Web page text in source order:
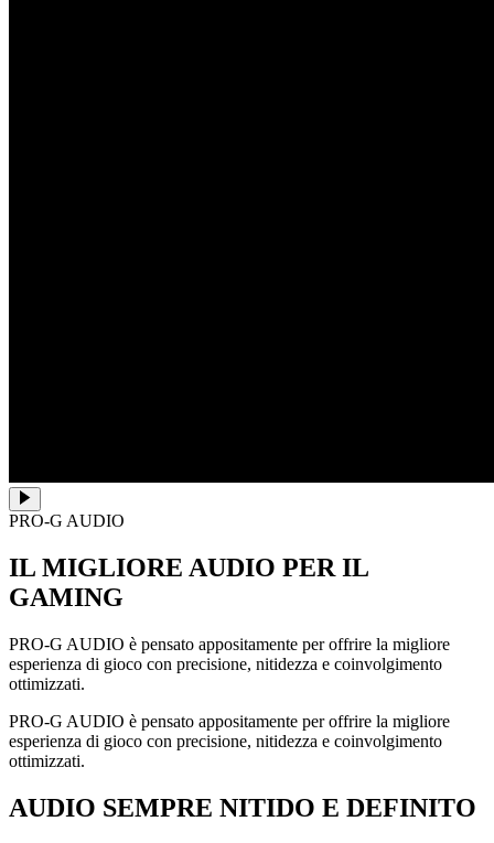
PRO-G AUDIO
IL MIGLIORE AUDIO PER IL
GAMING
PRO-G AUDIO è pensato appositamente per offrire la migliore
esperienza di gioco con precisione, nitidezza e coinvolgimento
ottimizzati.
PRO-G AUDIO è pensato appositamente per offrire la migliore
esperienza di gioco con precisione, nitidezza e coinvolgimento
ottimizzati.
AUDIO SEMPRE NITIDO E DEFINITO